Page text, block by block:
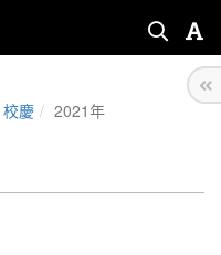
校慶 2021年